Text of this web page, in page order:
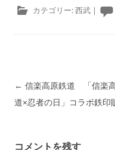
カテゴリー:西武 |
投稿ナビゲーション
← 信楽高原鉄道 「信楽
道×忍者の日」コラボ鉄印
コメントを残す